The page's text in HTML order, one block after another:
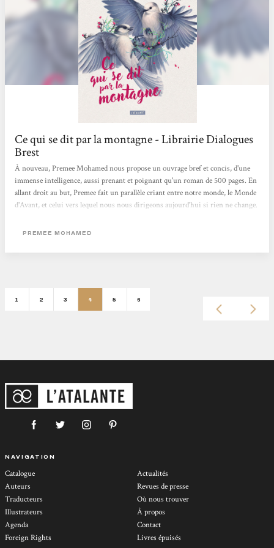
Ce qui se dit par la montagne - Librairie Dialogues
Brest
À nouveau, Premee Mohamed nous propose un ouvrage bref et concis, d'une
immense intelligence, aussi prenant et poignant qu'un roman de 500 pages. En
allant droit au but, Premee fait un parallèle criant entre notre monde, le Monde
d'Avant, et celui vers lequel nous nous dirigeons aujourd'hui si rien ne change.
personnage principal qui prône l'entraide, le vivre-ensemble, la communauté et
une répartition du savoir et des biens plus juste à tous les...
PREMEE MOHAMED
1 2 3 4 5 6
NAVIGATION
Catalogue
Auteurs
Traducteurs
Illustrateurs
Agenda
Foreign Rights
Actualités
Revues de presse
Où nous trouver
À propos
Contact
Livres épuisés